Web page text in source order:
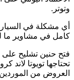
وتوتر.
أي مشكلة في
كامل في مشاوير ما
فتح حنين تشليح على
العروض من